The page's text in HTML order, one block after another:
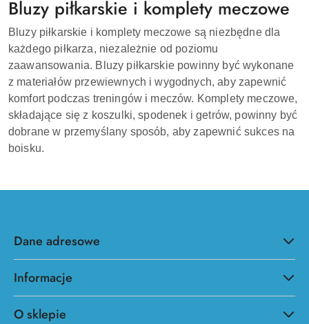
Bluzy piłkarskie i komplety meczowe
Bluzy piłkarskie i komplety meczowe są niezbędne dla
każdego piłkarza, niezależnie od poziomu
zaawansowania. Bluzy piłkarskie powinny być wykonane
z materiałów przewiewnych i wygodnych, aby zapewnić
komfort podczas treningów i meczów. Komplety meczowe,
składające się z koszulki, spodenek i getrów, powinny być
dobrane w przemyślany sposób, aby zapewnić sukces na
boisku.
Dane adresowe
Informacje
O sklepie